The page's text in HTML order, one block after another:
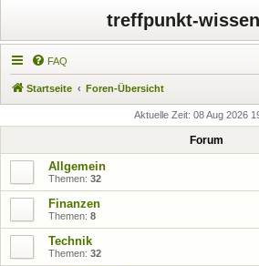
treffpunkt-
FAQ
Startseite Foren-Übersicht
Aktuelle Zeit: 08 Aug 2026
Forum
Allgemein
Themen: 32
Finanzen
Themen: 8
Technik
Themen: 32